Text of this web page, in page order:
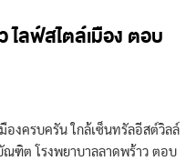
ไลฟ์สไตล์เมือง ตอบ
องครบครัน ใกล้เซ็นทรัลอีสต์วิลล์
ฑิต โรงพยาบาลลาดพร้าว ตอบ